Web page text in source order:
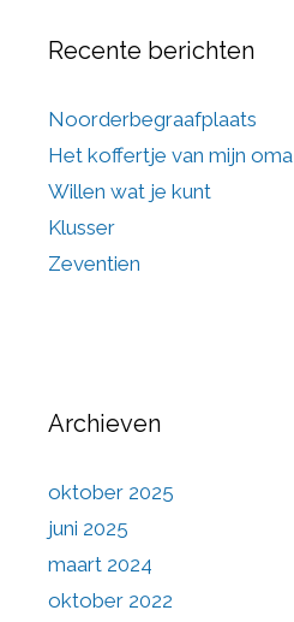
Recente berichten
Noorderbegraafplaats
Het koffertje van mijn oma
Willen wat je kunt
Klusser
Zeventien
Archieven
oktober 2025
juni 2025
maart 2024
oktober 2022